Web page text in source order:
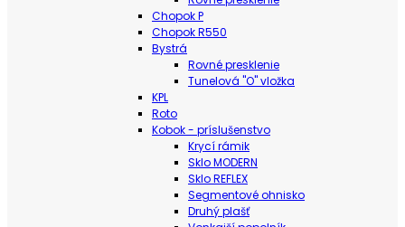
Chopok P
Chopok R550
Bystrá
Rovné presklenie
Tunelová "O" vložka
KPL
Roto
Kobok - príslušenstvo
Krycí rámik
Sklo MODERN
Sklo REFLEX
Segmentové ohnisko
Druhý plašť